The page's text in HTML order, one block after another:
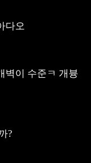
다오
벽이 수준ㅋ 개븅
?